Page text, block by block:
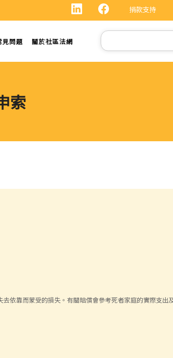
捐款支持
見問題 關於社區法網
Search
索
依靠而蒙受的損失。有關賠償會參考死者家庭的實際支出